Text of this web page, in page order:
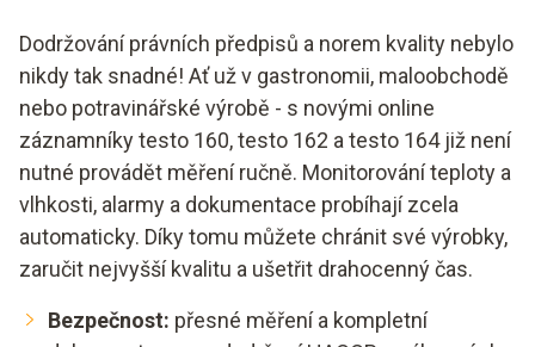
Dodržování právních předpisů a norem kvality nebylo
nikdy tak snadné! Ať už v gastronomii, maloobchodě
nebo potravinářské výrobě - s novými online
záznamníky testo 160, testo 162 a testo 164 již není
nutné provádět měření ručně. Monitorování teploty a
vlhkosti, alarmy a dokumentace probíhají zcela
automaticky. Díky tomu můžete chránit své výrobky,
zaručit nejvyšší kvalitu a ušetřit drahocenný čas.
Bezpečnost: přesné měření a kompletní